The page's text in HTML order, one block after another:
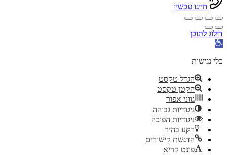
חייגו עכשיו
דילוג לתוכן
פתח
נגישות
כלי נגישות
הגדל טקסט
הקטן טקסט
גווני אפור
ניגודיות גבוהה
ניגודיות הפוכה
רקע בהיר
הדגשת קישורים
פונט קריא